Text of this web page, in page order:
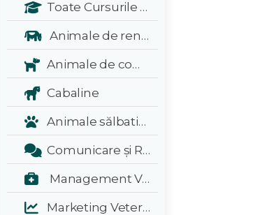
Toate Cursurile Veterinarul:
Animale de renta
Animale de companie
Cabaline
Animale sălbatice și exotice
Comunicare și Relații Publice
Management Veterinar
Marketing Veterinar